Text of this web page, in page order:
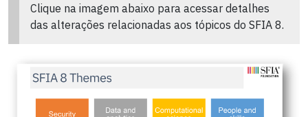
Clique na imagem abaixo para acessar detalhes
das alterações relacionadas aos tópicos do SFIA 8.